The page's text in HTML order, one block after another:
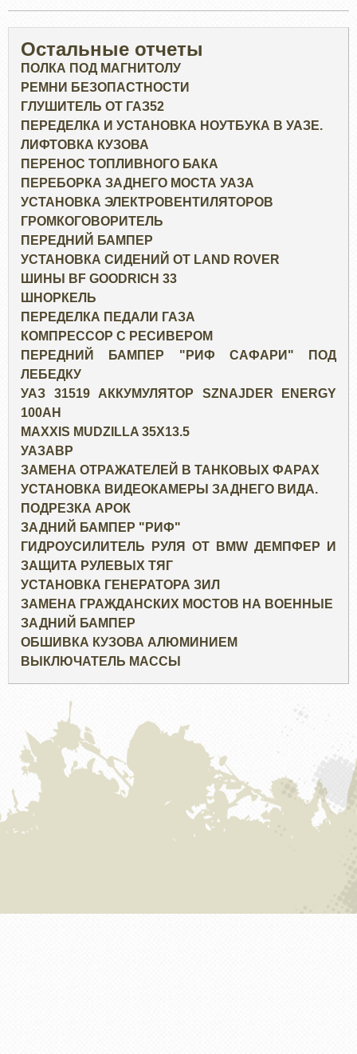
Остальные отчеты
ПОЛКА ПОД МАГНИТОЛУ
РЕМНИ БЕЗОПАСТНОСТИ
ГЛУШИТЕЛЬ ОТ ГАЗ52
ПЕРЕДЕЛКА И УСТАНОВКА НОУТБУКА В УАЗЕ.
ЛИФТОВКА КУЗОВА
ПЕРЕНОС ТОПЛИВНОГО БАКА
ПЕРЕБОРКА ЗАДНЕГО МОСТА УАЗА
УСТАНОВКА ЭЛЕКТРОВЕНТИЛЯТОРОВ
ГРОМКОГОВОРИТЕЛЬ
ПЕРЕДНИЙ БАМПЕР
УСТАНОВКА СИДЕНИЙ ОТ LAND ROVER
ШИНЫ BF GOODRICH 33
ШНОРКЕЛЬ
ПЕРЕДЕЛКА ПЕДАЛИ ГАЗА
КОМПРЕССОР С РЕСИВЕРОМ
ПЕРЕДНИЙ БАМПЕР "РИФ САФАРИ" ПОД
ЛЕБЕДКУ
УАЗ 31519 АККУМУЛЯТОР SZNAJDER ENERGY
100AH
MAXXIS MUDZILLA 35X13.5
УАЗАВР
ЗАМЕНА ОТРАЖАТЕЛЕЙ В ТАНКОВЫХ ФАРАХ
УСТАНОВКА ВИДЕОКАМЕРЫ ЗАДНЕГО ВИДА.
ПОДРЕЗКА АРОК
ЗАДНИЙ БАМПЕР "РИФ"
ГИДРОУСИЛИТЕЛЬ РУЛЯ ОТ BMW ДЕМПФЕР И
ЗАЩИТА РУЛЕВЫХ ТЯГ
УСТАНОВКА ГЕНЕРАТОРА ЗИЛ
ЗАМЕНА ГРАЖДАНСКИХ МОСТОВ НА ВОЕННЫЕ
ЗАДНИЙ БАМПЕР
ОБШИВКА КУЗОВА АЛЮМИНИЕМ
ВЫКЛЮЧАТЕЛЬ МАССЫ